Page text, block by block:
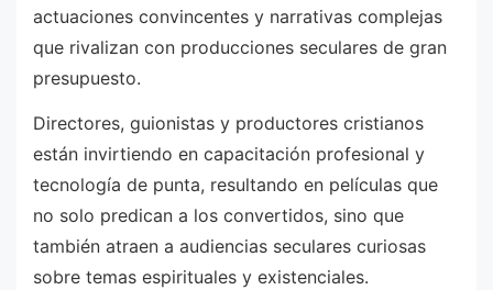
actuaciones convincentes y narrativas complejas
que rivalizan con producciones seculares de gran
presupuesto.
Directores, guionistas y productores cristianos
están invirtiendo en capacitación profesional y
tecnología de punta, resultando en películas que
no solo predican a los convertidos, sino que
también atraen a audiencias seculares curiosas
sobre temas espirituales y existenciales.